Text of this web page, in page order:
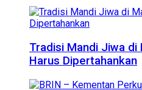
Tradisi Mandi Jiwa di
Harus Dipertahankan